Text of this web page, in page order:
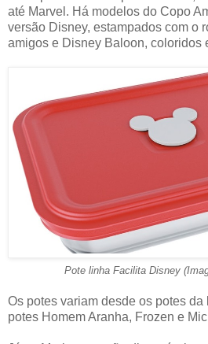
até Marvel. Há modelos do Copo
versão Disney, estampados com o
amigos e Disney Baloon, coloridos
Pote linha Facilita Disney
Os potes variam desde os potes
potes Homem Aranha, Frozen e